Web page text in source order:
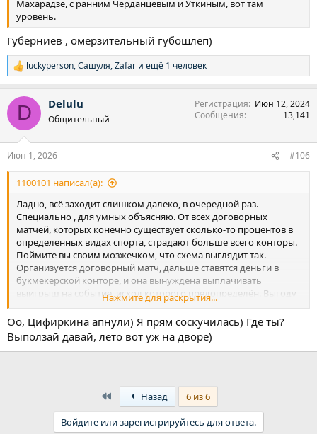
Махарадзе, с ранним Черданцевым и Уткиным, вот там
уровень.
Губерниев , омерзительный губошлеп)
Р
е
к
и
luckyperson,Сашуля,Zafar и ещё 1 человек
D Delulu
Общительный
Регистрация
Июн 12, 2024
Сообщения
13,141
Июн 1, 2026 #106
1100101 написал(а):
Ладно, всё заходит слишком далеко, в очередной раз.
Специально , для умных объясняю. От всех договорных
матчей, которых конечно существует сколько-то процентов в
определенных видах спорта, страдают больше всего конторы.
Поймите вы своим мозжечком, что схема выглядит так.
Организуется договорный матч, дальше ставятся деньги в
букмекерской конторе, и она вынуждена выплачивать
выигрыш на событие, исход которого предопределён. Выгоду
получают организаторы этого матча, а конторы страдают.
А деньги на ставках некоторые особо одарённые , острорылые,
проигрывают , потому что максимум две извилины в голове. А
вовсе не из-за трехметровых баскетболистов.
Нажмите для раскрытия...
Оо, Цифиркина апнули) Я прям соскучилась) Где ты?
Выползай давай, лето вот уж на дворе)
Назад
6 из 6
Войдите или зарегистрируйтесь для ответа.